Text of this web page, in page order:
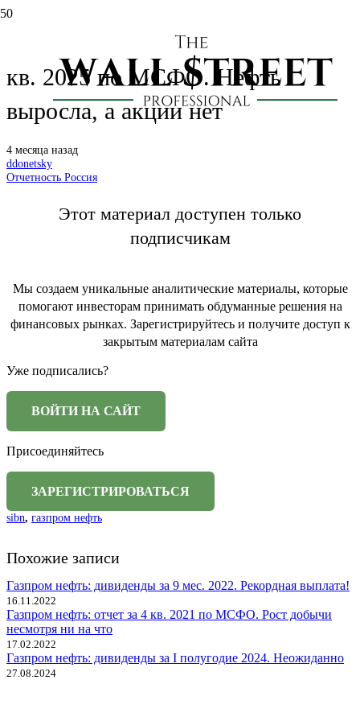
Газпром нефть (SIBN): отчет за 4
кв. 2025 по МСФО. Нефть
выросла, а акции нет
4 месяца назад
ddonetsky
Отчетность Россия
Этот материал доступен только
подписчикам
Мы создаем уникальные аналитические материалы, которые
помогают инвесторам принимать обдуманные решения на
финансовых рынках. Зарегистрируйтесь и получите доступ к
закрытым материалам сайта
Уже подписались?
Присоединяйтесь
sibn, газпром нефть
Похожие записи
Газпром нефть: дивиденды за 9 мес. 2022. Рекордная выплата!
16.11.2022
Газпром нефть: отчет за 4 кв. 2021 по МСФО. Рост добычи
несмотря ни на что
17.02.2022
Газпром нефть: дивиденды за I полугодие 2024. Неожиданно
27.08.2024